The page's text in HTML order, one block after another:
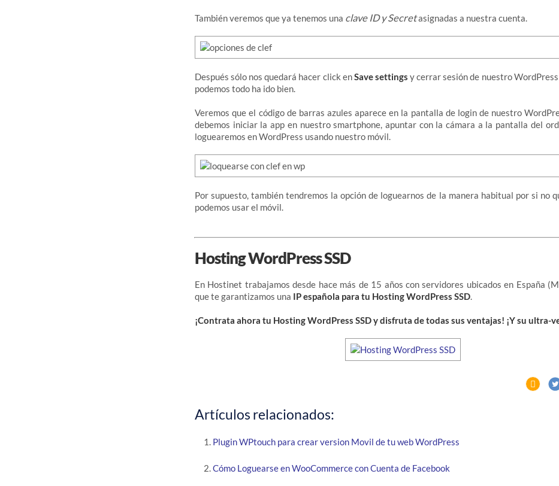
También veremos que ya tenemos una clave ID y Secretasignadas a nuestra cuenta.
Después sólo nos quedará hacer click enSave settings y cerrar sesión de nuestro
podemos todo ha ido bien.
Veremos que el código de barras azules aparece en la pantalla de login de nuestro
debemos iniciar la app en nuestro smartphone, apuntar con la cámara a la pantalla del
loguearemos en WordPress usando nuestro móvil.
Por supuesto, también tendremos la opción de loguearnos de la manera habitual por si no
podemos usar el móvil.
Hosting WordPress SSD
En Hostinet trabajamos desde hace más de 15 años con servidores ubicados en España
que te garantizamos una IP española para tu Hosting WordPress SSD.
¡Contrata ahora tu Hosting WordPress SSD y disfruta de todas sus ventajas! ¡Y su ultra-
Artículos relacionados:
Plugin WPtouch para crear version Movil de tu web WordPress
Cómo Loguearse en WooCommerce con Cuenta de Facebook